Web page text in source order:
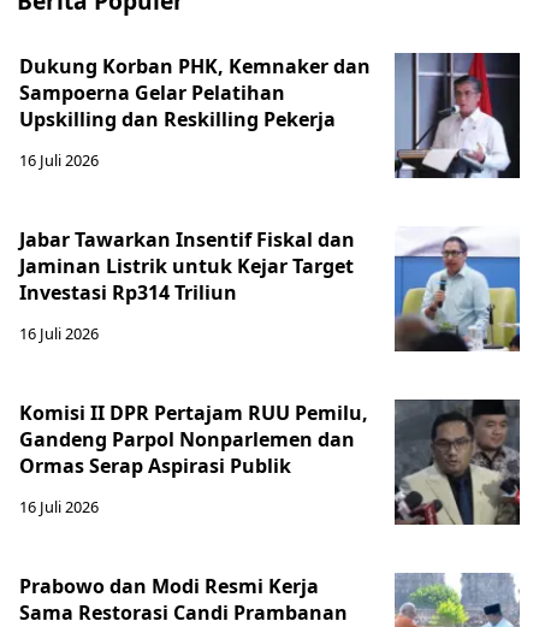
Dukung Korban PHK, Kemnaker dan
Sampoerna Gelar Pelatihan
Upskilling dan Reskilling Pekerja
16 Juli 2026
Jabar Tawarkan Insentif Fiskal dan
Jaminan Listrik untuk Kejar Target
Investasi Rp314 Triliun
16 Juli 2026
Komisi II DPR Pertajam RUU Pemilu,
Gandeng Parpol Nonparlemen dan
Ormas Serap Aspirasi Publik
16 Juli 2026
Prabowo dan Modi Resmi Kerja
Sama Restorasi Candi Prambanan